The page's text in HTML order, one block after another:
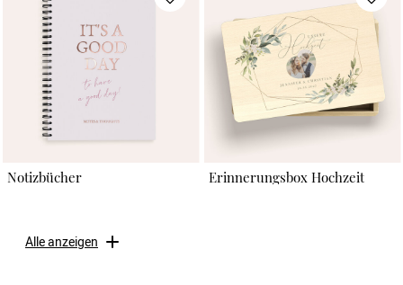
Notizbücher Erinnerungsbox Hochzeit
Alle anzeigen